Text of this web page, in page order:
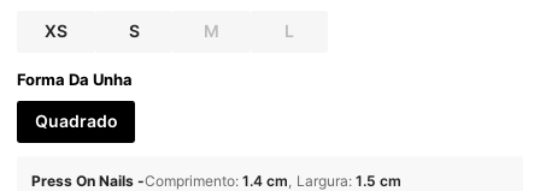
stiças
XS S M L
Forma Da Unha
Quadrado
Press On Nails -Comprimento: 1.4 cm Largura: 1.5 cm